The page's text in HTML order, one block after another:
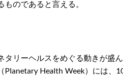
のであると言える。
タリーヘルスをめぐる動きが盛
Planetary Health Week）には、